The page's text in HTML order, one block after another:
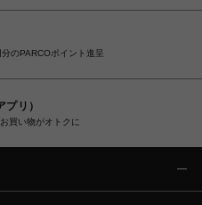
のPARCOポイント進呈
リ）
買い物がオトクに